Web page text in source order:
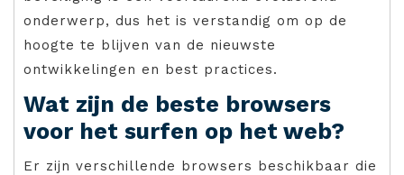
onderwerp, dus het is verstandig om op de
hoogte te blijven van de nieuwste
ontwikkelingen en best practices.
Wat zijn de beste browsers
voor het surfen op het web?
Er zijn verschillende browsers beschikbaar die